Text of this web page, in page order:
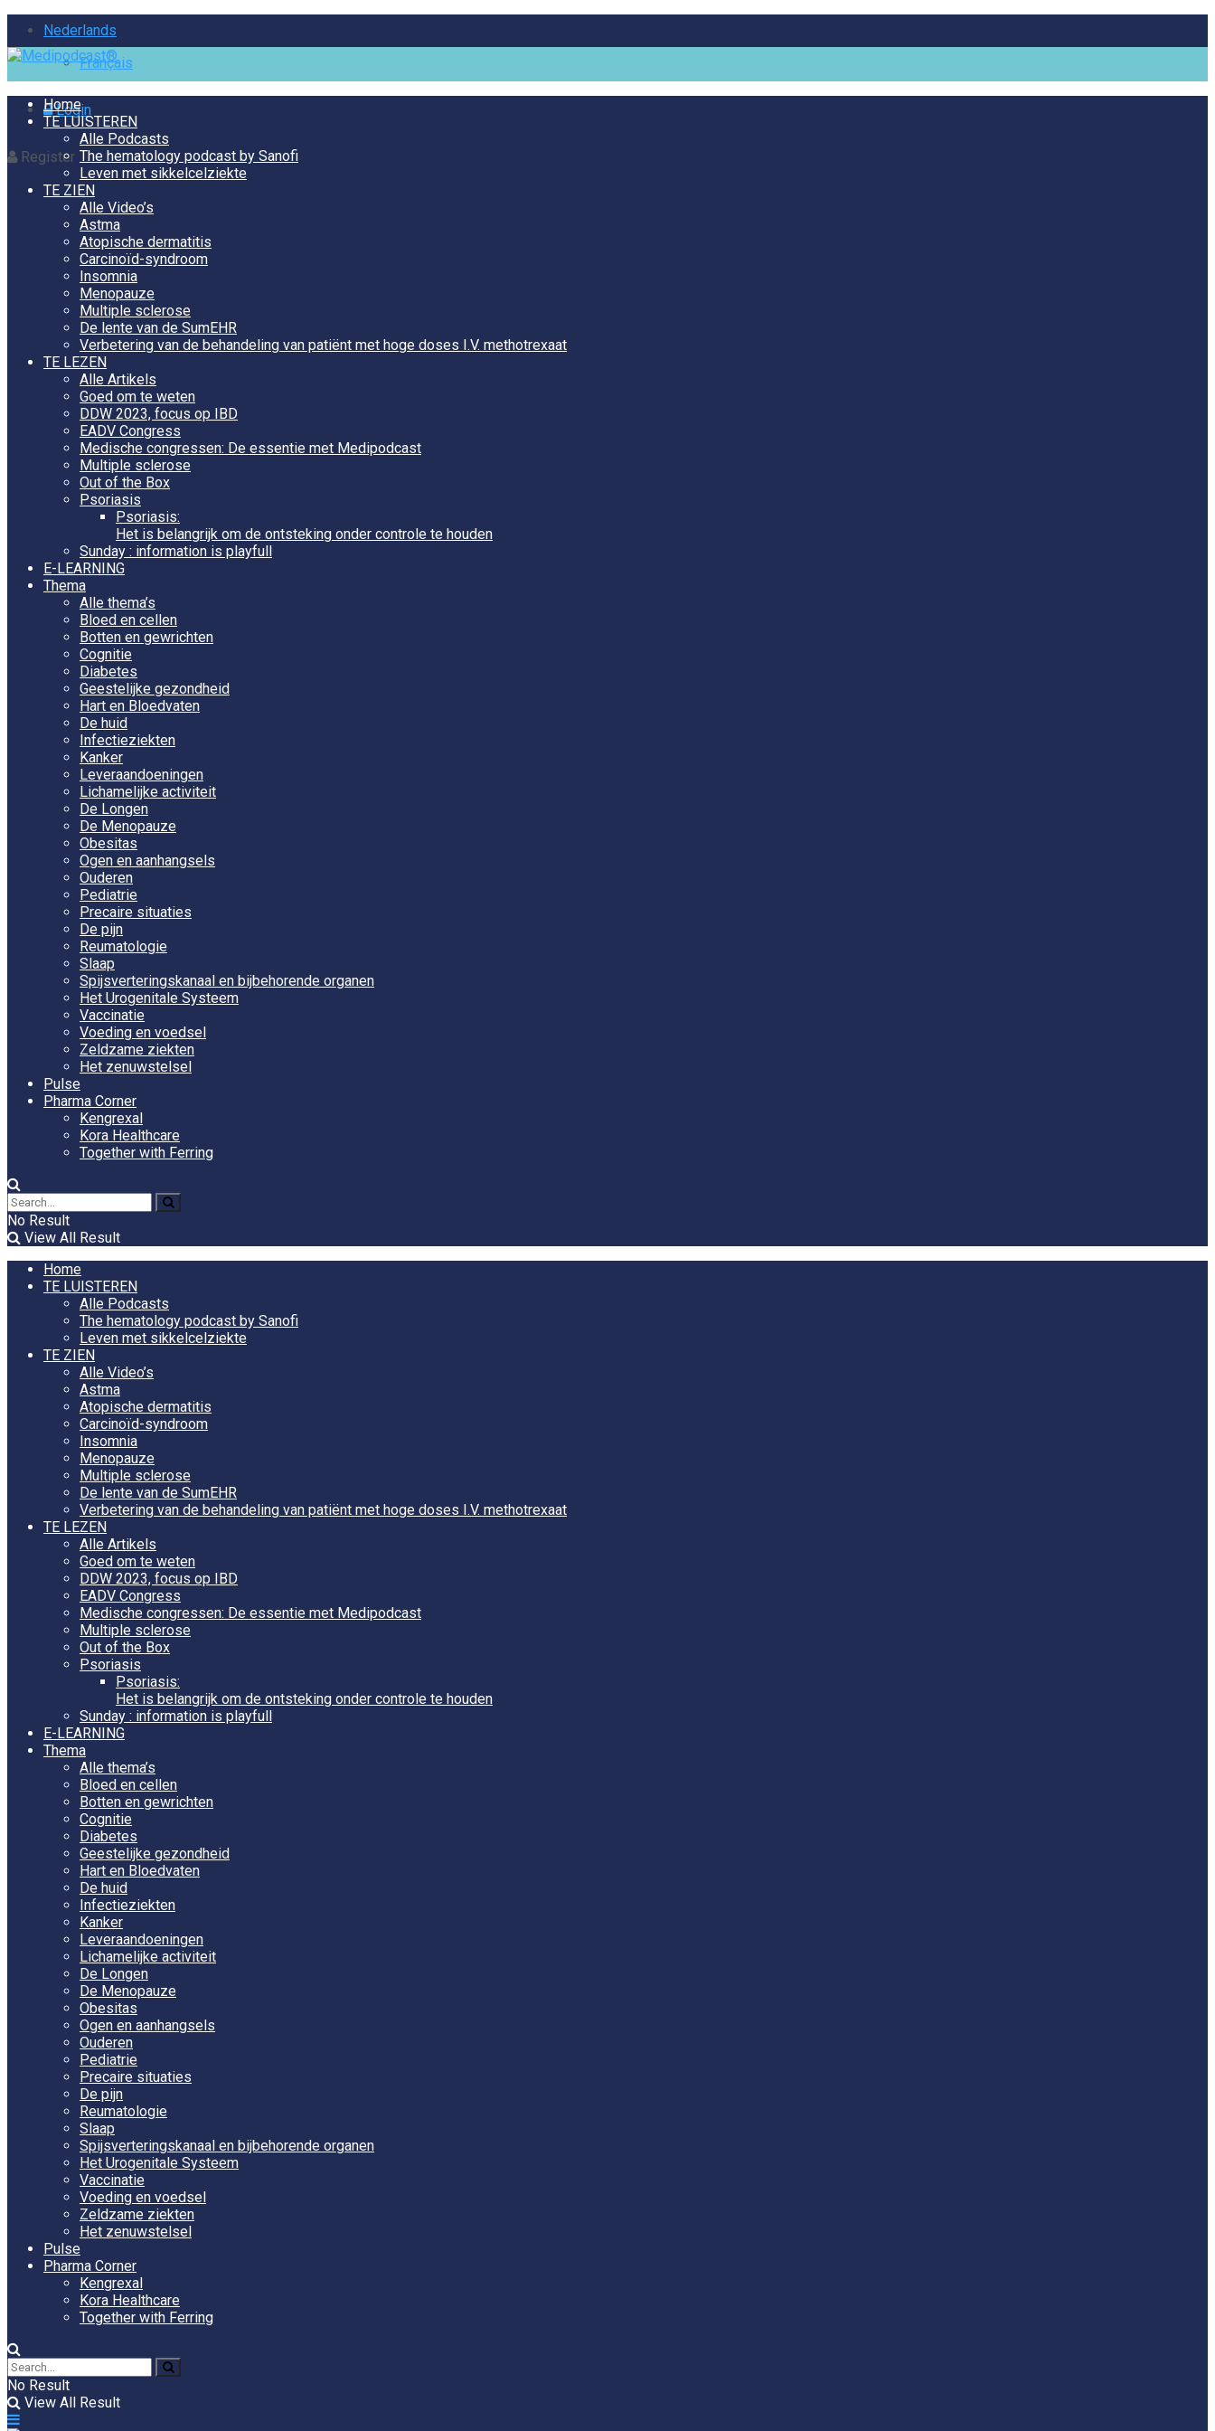
Nederlands
Français
Login
Register
Home
TE LUISTEREN
Alle Podcasts
The hematology podcast by Sanofi
Leven met sikkelcelziekte
TE ZIEN
Alle Video’s
Astma
Atopische dermatitis
Carcinoïd-syndroom
Insomnia
Menopauze
Multiple sclerose
De lente van de SumEHR
Verbetering van de behandeling van patiënt met hoge doses I.V. methotrexaat
TE LEZEN
Alle Artikels
Goed om te weten
DDW 2023, focus op IBD
EADV Congress
Medische congressen: De essentie met Medipodcast
Multiple sclerose
Out of the Box
Psoriasis
Psoriasis:
Het is belangrijk om de ontsteking onder controle te houden
Sunday : information is playfull
E-LEARNING
Thema
Alle thema’s
Bloed en cellen
Botten en gewrichten
Cognitie
Diabetes
Geestelijke gezondheid
Hart en Bloedvaten
De huid
Infectieziekten
Kanker
Leveraandoeningen
Lichamelijke activiteit
De Longen
De Menopauze
Obesitas
Ogen en aanhangsels
Ouderen
Pediatrie
Precaire situaties
De pijn
Reumatologie
Slaap
Spijsverteringskanaal en bijbehorende organen
Het Urogenitale Systeem
Vaccinatie
Voeding en voedsel
Zeldzame ziekten
Het zenuwstelsel
Pulse
Pharma Corner
Kengrexal
Kora Healthcare
Together with Ferring
No Result
View All Result
Home
TE LUISTEREN
Alle Podcasts
The hematology podcast by Sanofi
Leven met sikkelcelziekte
TE ZIEN
Alle Video’s
Astma
Atopische dermatitis
Carcinoïd-syndroom
Insomnia
Menopauze
Multiple sclerose
De lente van de SumEHR
Verbetering van de behandeling van patiënt met hoge doses I.V. methotrexaat
TE LEZEN
Alle Artikels
Goed om te weten
DDW 2023, focus op IBD
EADV Congress
Medische congressen: De essentie met Medipodcast
Multiple sclerose
Out of the Box
Psoriasis
Psoriasis:
Het is belangrijk om de ontsteking onder controle te houden
Sunday : information is playfull
E-LEARNING
Thema
Alle thema’s
Bloed en cellen
Botten en gewrichten
Cognitie
Diabetes
Geestelijke gezondheid
Hart en Bloedvaten
De huid
Infectieziekten
Kanker
Leveraandoeningen
Lichamelijke activiteit
De Longen
De Menopauze
Obesitas
Ogen en aanhangsels
Ouderen
Pediatrie
Precaire situaties
De pijn
Reumatologie
Slaap
Spijsverteringskanaal en bijbehorende organen
Het Urogenitale Systeem
Vaccinatie
Voeding en voedsel
Zeldzame ziekten
Het zenuwstelsel
Pulse
Pharma Corner
Kengrexal
Kora Healthcare
Together with Ferring
No Result
View All Result